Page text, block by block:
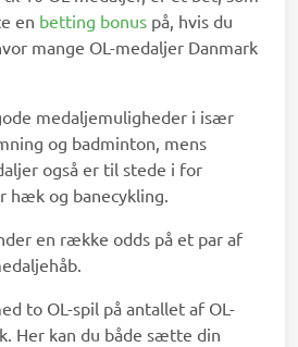
en betting bonus på, hvis du
mange OL-medaljer Danmark
medaljemuligheder i især
og badminton, mens
også er til stede i for
hæk og banecykling.
en række odds på et par af
to OL-spil på antallet af OL-
Her kan du både sætte din